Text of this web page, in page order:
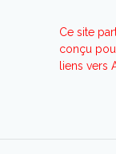
Ce site
conçu
liens vers